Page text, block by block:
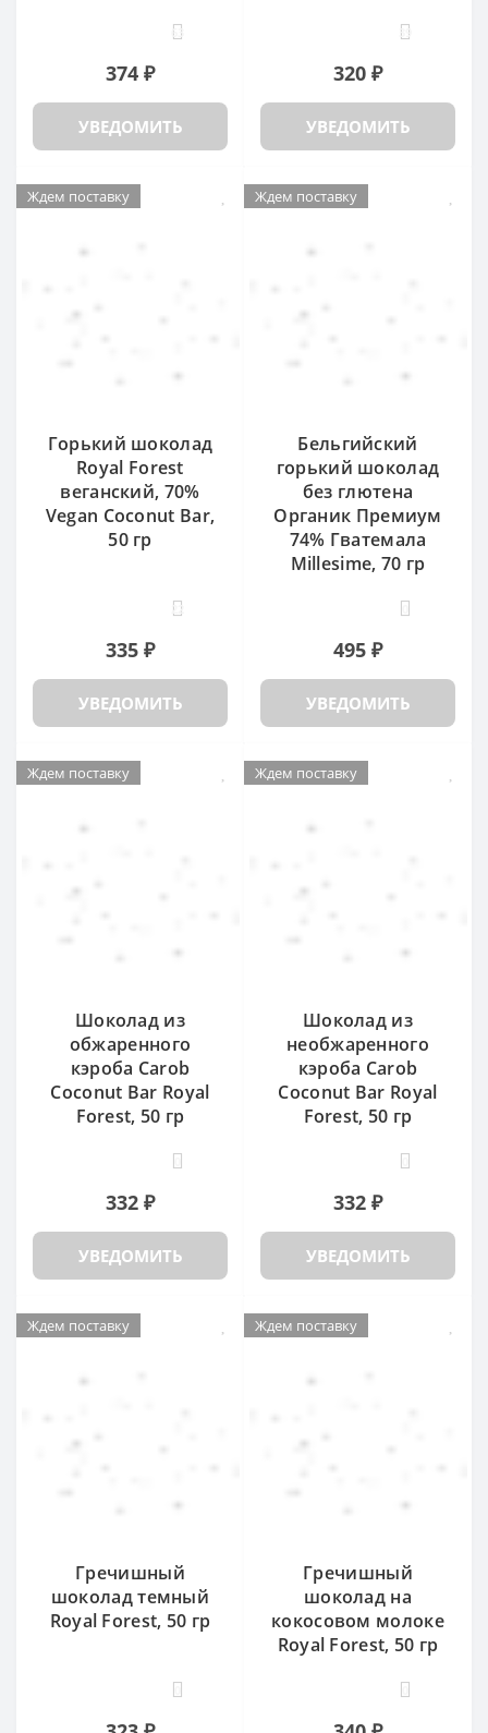
63
374 ₽
УВЕДОМИТЬ
39
320 ₽
УВЕДОМИТЬ
Ждем поставку
Горький шоколад
Royal Forest
веганский, 70%
Vegan Coconut Bar,
50 гр
22
335 ₽
УВЕДОМИТЬ
Ждем поставку
Бельгийский
горький шоколад
без глютена
Органик Премиум
74% Гватемала
Millesime, 70 гр
495 ₽
УВЕДОМИТЬ
Ждем поставку
Шоколад из
обжаренного
кэроба Carob
Coconut Bar Royal
Forest, 50 гр
332 ₽
УВЕДОМИТЬ
Ждем поставку
Шоколад из
необжаренного
кэроба Carob
Coconut Bar Royal
Forest, 50 гр
332 ₽
УВЕДОМИТЬ
Ждем поставку
Гречишный
шоколад темный
Royal Forest, 50 гр
Ждем поставку
Гречишный
шоколад на
кокосовом молоке
Royal Forest, 50 гр